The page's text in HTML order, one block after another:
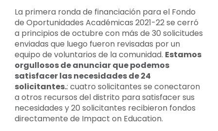
La primera ronda de financiación para el Fondo
de Oportunidades Académicas 2021-22 se cerró
a principios de octubre con más de 30 solicitudes
enviadas que luego fueron revisadas por un
equipo de voluntarios de la comunidad. Estamos
orgullosos de anunciar que podemos
satisfacer las necesidades de 24
solicitantes.: cuatro solicitantes se conectaron
a otros recursos del distrito para satisfacer sus
necesidades y 20 solicitantes recibieron fondos
directamente de Impact on Education.